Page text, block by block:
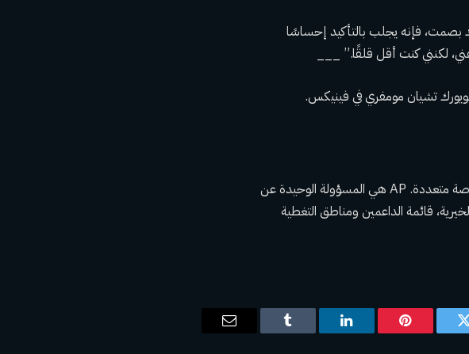
بصمت، فإنه يجلب بالتأكيد إحساسًا
تشيان مومفري في فينيكس.
تتلقى التغطية التعليمية لوكالة أسوشيتد برس دعمًا ماليًا من مؤسسات خاصة متعددة. AP هي المسؤولة الوحيدة عن
قائمة الداعمين ومناطق التغطية
تويتر بينتيريستلينكدإن Tumblr
البريد